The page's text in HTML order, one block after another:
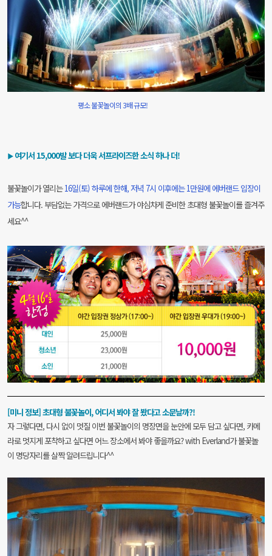
평소 불꽃놀이의 3배 규모!
▶ 여기서 15,000발 보다 더욱 서프라이즈한 소식 하나 더!
불꽃놀이가 열리는16일(토) 하루에 한해, 저녁 7시 이후에는 1만원에 에버랜드 입장이
가능합니다. 부담없는 가격으로 에버랜드가 야심차게 준비한 초대형 불꽃놀이를 즐겨주
세요^^
[미니 정보] 초대형 불꽃놀이, 어디서 봐야 잘 봤다고 소문날까?!
자 그렇다면, 다시 없이 멋질 이번 불꽃놀이의 명장면을눈안에 모두 담고 싶다면, 카메
라로 멋지게 포착하고 싶다면 어느 장소에서봐야 좋을까요?with Everland가 불꽃놀
이 명당자리를 살짝 알려드립니다^^